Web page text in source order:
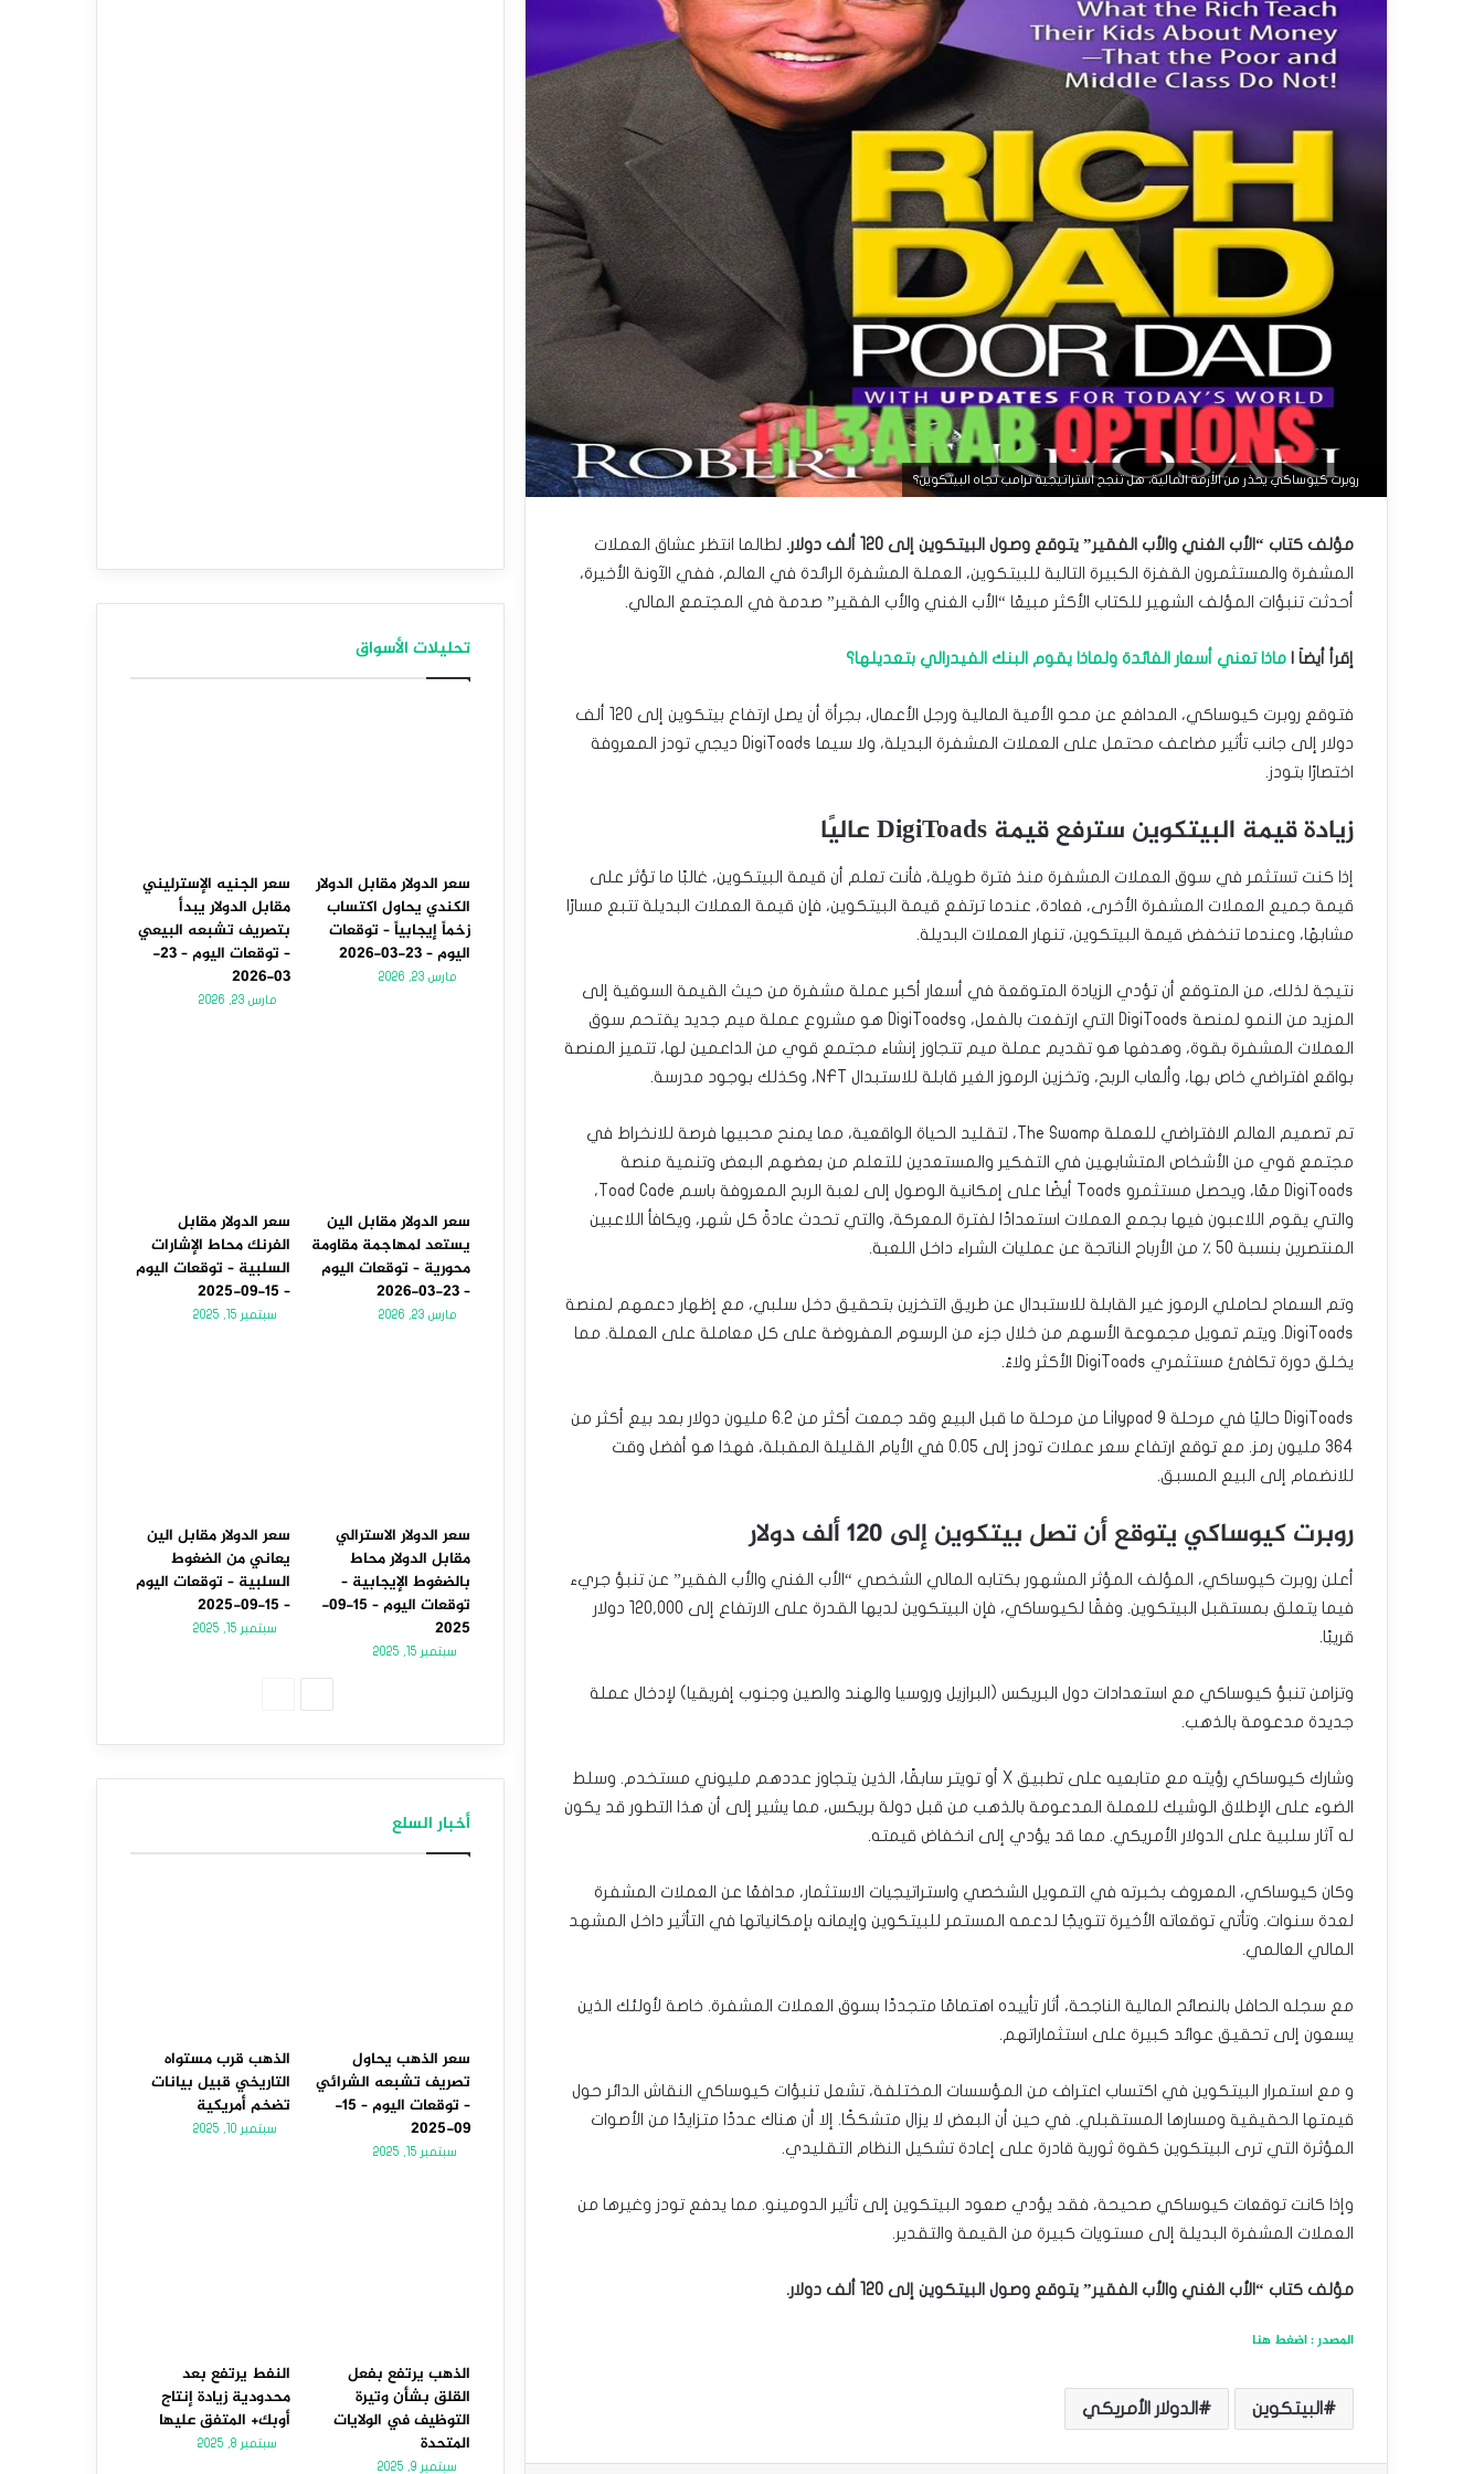
روبرت كيوساكي يحذر من الأزمة المالية، هل تنجح استراتيجية ترامب تجاه البيتكوين؟
مؤلف كتاب “الأب الغني والأب الفقير” يتوقع وصول البيتكوين إلى 120 ألف دولار.
لطالما انتظر عشاق العملات
المشفرة والمستثمرون القفزة الكبيرة التالية للبيتكوين، العملة المشفرة الرائدة في العالم، ففي الآونة الأخيرة،
أحدثت تنبؤات المؤلف الشهير للكتاب الأكثر مبيعًا “الأب الغني والأب الفقير” صدمة في المجتمع المالي.
إقرأ أيضاَ | ماذا تعني أسعار الفائدة ولماذا يقوم البنك الفيدرالي بتعديلها؟
فتوقع روبرت كيوساكي، المدافع عن محو الأمية المالية ورجل الأعمال، بجرأة أن يصل ارتفاع بيتكوين إلى 120 ألف
دولار إلى جانب تأثير مضاعف محتمل على العملات المشفرة البديلة، ولا سيما DigiToads ديجي تودز المعروفة
اختصارًا بتودز.
زيادة قيمة البيتكوين سترفع قيمة DigiToads عاليًا
إذا كنت تستثمر في سوق العملات المشفرة منذ فترة طويلة، فأنت تعلم أن قيمة البيتكوين، غالبًا ما تؤثر على
قيمة جميع العملات المشفرة الأخرى، فعادة، عندما ترتفع قيمة البيتكوين، فإن قيمة العملات البديلة تتبع مسارًا
مشابهًا، وعندما تنخفض قيمة البيتكوين، تنهار العملات البديلة.
نتيجة لذلك، من المتوقع أن تؤدي الزيادة المتوقعة في أسعار أكبر عملة مشفرة من حيث القيمة السوقية إلى
المزيد من النمو لمنصة DigiToads التي ارتفعت بالفعل، وDigiToads هو مشروع عملة ميم جديد يقتحم سوق
العملات المشفرة بقوة، وهدفها هو تقديم عملة ميم تتجاوز إنشاء مجتمع قوي من الداعمين لها، تتميز المنصة
بواقع افتراضي خاص بها، وألعاب الربح، وتخزين الرموز الغير قابلة للاستبدال NFT، وكذلك بوجود مدرسة.
تم تصميم العالم الافتراضي للعملة The Swamp، لتقليد الحياة الواقعية، مما يمنح محبيها فرصة للانخراط في
مجتمع قوي من الأشخاص المتشابهين في التفكير والمستعدين للتعلم من بعضهم البعض وتنمية منصة
DigiToads معًا، ويحصل مستثمرو Toads أيضًا على إمكانية الوصول إلى لعبة الربح المعروفة باسم Toad Cade،
والتي يقوم اللاعبون فيها بجمع العملات استعدادًا لفترة المعركة، والتي تحدث عادةً كل شهر، ويكافأ اللاعبين
المنتصرين بنسبة 50 ٪ من الأرباح الناتجة عن عمليات الشراء داخل اللعبة.
وتم السماح لحاملي الرموز غير القابلة للاستبدال عن طريق التخزين بتحقيق دخل سلبي، مع إظهار دعمهم لمنصة
DigiToads. ويتم تمويل مجموعة الأسهم من خلال جزء من الرسوم المفروضة على كل معاملة على العملة. مما
يخلق دورة تكافئ مستثمري DigiToads الأكثر ولاءً.
DigiToads حاليًا في مرحلة Lilypad 9 من مرحلة ما قبل البيع وقد جمعت أكثر من 6.2 مليون دولار بعد بيع أكثر من
364 مليون رمز. مع توقع ارتفاع سعر عملات تودز إلى 0.05 في الأيام القليلة المقبلة، فهذا هو أفضل وقت
للانضمام إلى البيع المسبق.
روبرت كيوساكي يتوقع أن تصل بيتكوين إلى 120 ألف دولار
أعلن روبرت كيوساكي، المؤلف المؤثر المشهور بكتابه المالي الشخصي “الأب الغني والأب الفقير” عن تنبؤ جريء
فيما يتعلق بمستقبل البيتكوين. وفقًا لكيوساكي، فإن البيتكوين لديها القدرة على الارتفاع إلى 120,000 دولار
قريبًا.
وتزامن تنبؤ كيوساكي مع استعدادات دول البريكس (البرازيل وروسيا والهند والصين وجنوب إفريقيا) لإدخال عملة
جديدة مدعومة بالذهب.
وشارك كيوساكي رؤيته مع متابعيه على تطبيق X أو تويتر سابقًا، الذين يتجاوز عددهم مليوني مستخدم. وسلط
الضوء على الإطلاق الوشيك للعملة المدعومة بالذهب من قبل دولة بريكس، مما يشير إلى أن هذا التطور قد يكون
له آثار سلبية على الدولار الأمريكي. مما قد يؤدي إلى انخفاض قيمته.
وكان كيوساكي، المعروف بخبرته في التمويل الشخصي واستراتيجيات الاستثمار، مدافعًا عن العملات المشفرة
لعدة سنوات. وتأتي توقعاته الأخيرة تتويجًا لدعمه المستمر للبيتكوين وإيمانه بإمكانياتها في التأثير داخل المشهد
المالي العالمي.
مع سجله الحافل بالنصائح المالية الناجحة، أثار تأييده اهتمامًا متجددًا بسوق العملات المشفرة. خاصة لأولئك الذين
يسعون إلى تحقيق عوائد كبيرة على استثماراتهم.
و مع استمرار البيتكوين في اكتساب اعتراف من المؤسسات المختلفة، تشعل تنبؤات كيوساكي النقاش الدائر حول
قيمتها الحقيقية ومسارها المستقبلي. في حين أن البعض لا يزال متشككًا. إلا أن هناك عددًا متزايدًا من الأصوات
المؤثرة التي ترى البيتكوين كقوة ثورية قادرة على إعادة تشكيل النظام التقليدي.
وإذا كانت توقعات كيوساكي صحيحة، فقد يؤدي صعود البيتكوين إلى تأثير الدومينو. مما يدفع تودز وغيرها من
العملات المشفرة البديلة إلى مستويات كبيرة من القيمة والتقدير.
مؤلف كتاب “الأب الغني والأب الفقير” يتوقع وصول البيتكوين إلى 120 ألف دولار.
المصدر : اضغط هنا
البيتكوين الدولار الأمريكي
تحليلات الأسواق
سعر الدولار مقابل الدولار
الكندي يحاول اكتساب
زخماً إيجابياً – توقعات
اليوم – 23-03-2026
مارس 23, 2026
سعر الجنيه الإسترليني
مقابل الدولار يبدأ
بتصريف تشبعه البيعي
– توقعات اليوم – 23-
03-2026
مارس 23, 2026
سعر الدولار مقابل الين
يستعد لمهاجمة مقاومة
محورية – توقعات اليوم
– 23-03-2026
مارس 23, 2026
سعر الدولار مقابل
الفرنك محاط الإشارات
السلبية – توقعات اليوم
– 15-09-2025
سبتمبر 15, 2025
سعر الدولار الاسترالي
مقابل الدولار محاط
بالضغوط الإيجابية –
توقعات اليوم – 15-09-
2025
سبتمبر 15, 2025
سعر الدولار مقابل الين
يعاني من الضغوط
السلبية – توقعات اليوم
– 15-09-2025
سبتمبر 15, 2025
أخبار السلع
سعر الذهب يحاول
تصريف تشبعه الشرائي
– توقعات اليوم – 15-
09-2025
سبتمبر 15, 2025
الذهب قرب مستواه
التاريخي قبيل بيانات
تضخم أمريكية
سبتمبر 10, 2025
الذهب يرتفع بفعل
القلق بشأن وتيرة
التوظيف في الولايات
المتحدة
سبتمبر 9, 2025
النفط يرتفع بعد
محدودية زيادة إنتاج
أوبك+ المتفق عليها
سبتمبر 8, 2025